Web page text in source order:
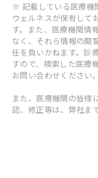
※ 記載している医療機
ウェルネスが保有して
す。また、医療機関情
なく、それら情報の閲
任を負いかねます。診
すので、検索した医療
お問い合わせください。
また、医療機関の皆様
認、修正等は、弊社ま